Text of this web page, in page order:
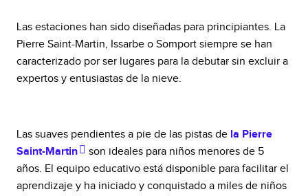
Las estaciones han sido diseñadas para principiantes. La
Pierre Saint-Martin, Issarbe o Somport siempre se han
caracterizado por ser lugares para la debutar sin excluir a
expertos y entusiastas de la nieve.
Las suaves pendientes a pie de las pistas de la Pierre
Saint-Martin
son ideales para niños menores de 5
años. El equipo educativo está disponible para facilitar el
aprendizaje y ha iniciado y conquistado a miles de niños